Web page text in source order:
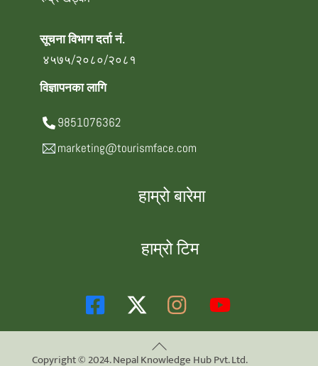
सूचना विभाग दर्ता नं.
४५७५/२०८०/२०८१
विज्ञापनका लागि
9851076362
marketing@tourismface.com
हाम्रो बारेमा
हाम्रो टिम
Back
Copyright © 2024. Nepal Knowledge Hub Pvt. Ltd.